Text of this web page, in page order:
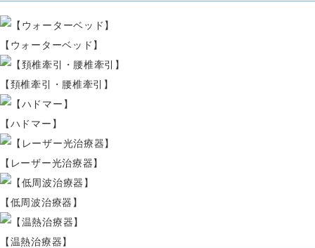
【ウォーターベッド】
【頚椎牽引・腰椎牽引】
【ハドマー】
【レーザー光治療器】
【低周波治療器】
【温熱治療器】